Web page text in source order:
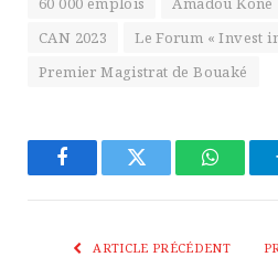
CAN 2023
Le Forum « Invest
Premier Magistrat de Bouaké
FacebookTwitter
ARTICLE PRÉCÉDENT